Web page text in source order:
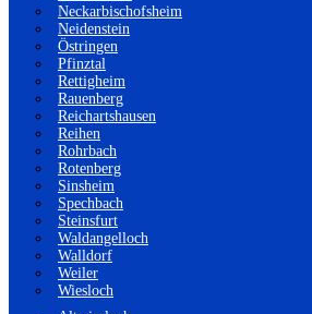
Neckarbischofsheim
Neidenstein
Östringen
Pfinztal
Rettigheim
Rauenberg
Reichartshausen
Reihen
Rohrbach
Rotenberg
Sinsheim
Spechbach
Steinsfurt
Waldangelloch
Walldorf
Weiler
Wiesloch